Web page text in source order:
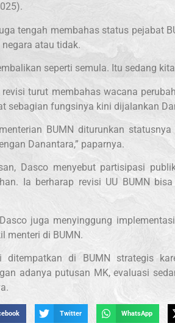
tengah membahas status pejabat
atau tidak.
seperti semula. Itu sedang
turut membahas wacana
sebagian fungsinya kini dijalankan
BUMN diturunkan
Danantara,” paparnya.
Dasco menyebut partisipasi
Ia berharap revisi UU BUMN
juga menyinggung
menteri di BUMN.
ditempatkan di BUMN strategis
adanya putusan MK, evaluasi
Twitter WhatsApp